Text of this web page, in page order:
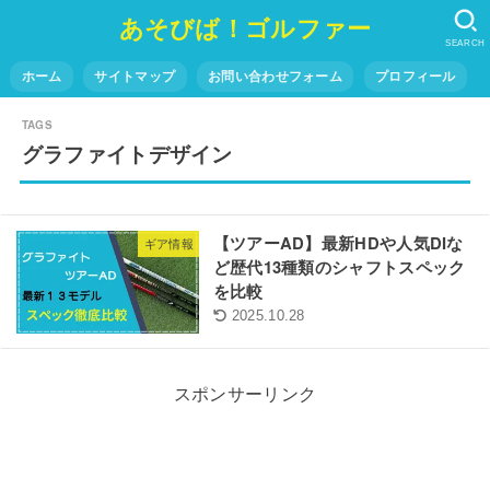
あそびば！ゴルファー
ホーム サイトマップ お問い合わせフォーム プロフィール
SEARCH
グラファイトデザイン
ギア情報
【ツアーAD】最新HDや人気DIな
ど歴代13種類のシャフトスペック
を比較
2025.10.28
スポンサーリンク